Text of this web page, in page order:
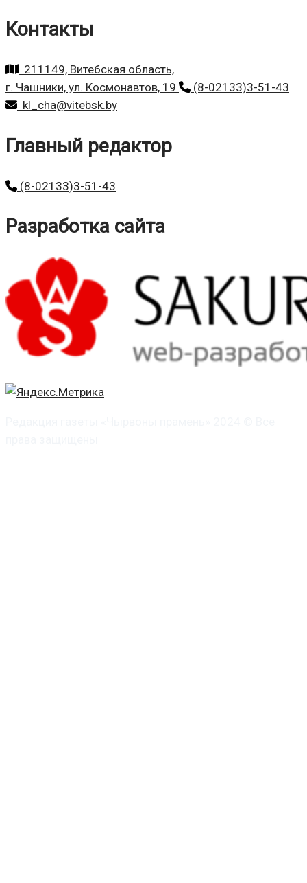
Контакты
211149, Витебская область,
г. Чашники, ул. Космонавтов, 19
(8-02133)3-51-43
kl_cha@vitebsk.by
Главный редактор
(8-02133)3-51-43
Разработка сайта